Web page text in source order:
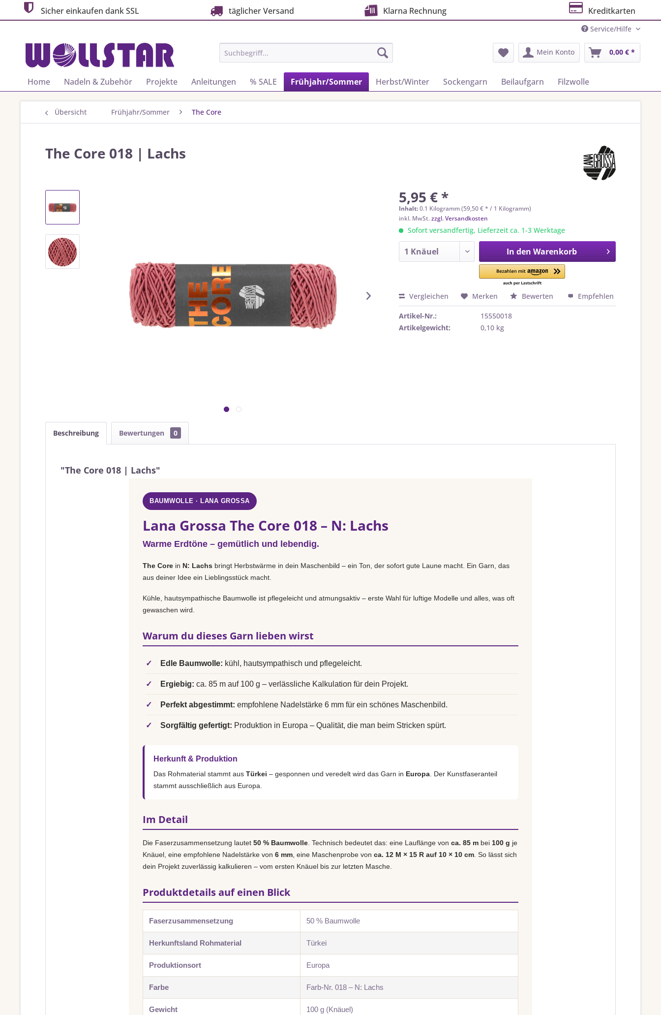
Sicher einkaufen dank SSL täglicher Versand Klarna Rechnung Kreditkarten
Service/Hilfe
Mein Konto 0,00 € *
Home Nadeln & Zubehör Projekte Anleitungen % SALE Frühjahr/Sommer Herbst/Winter Sockengarn Beilaufgarn Filzwolle
Übersicht Frühjahr/Sommer The Core
The Core 018 | Lachs
5,95 € *
Inhalt:0.1 Kilogramm (59,50 € * / 1 Kilogramm)
inkl. MwSt.zzgl. Versandkosten
Sofort versandfertig, Lieferzeit ca. 1-3 Werktage
In den Warenkorb
Vergleichen Merken Bewerten Empfehlen
Artikel-Nr.:
15550018
Artikelgewicht:
0,10 kg
Beschreibung Bewertungen 0
"The Core 018 | Lachs"
BAUMWOLLE · LANA GROSSA
Lana Grossa The Core 018 – N: Lachs
Warme Erdtöne – gemütlich und lebendig.
The Core in N: Lachs bringt Herbstwärme in dein Maschenbild – ein Ton, der sofort gute Laune macht. Ein Garn, das
aus deiner Idee ein Lieblingsstück macht.
Kühle, hautsympathische Baumwolle ist pflegeleicht und atmungsaktiv – erste Wahl für luftige Modelle und alles, was oft
gewaschen wird.
Warum du dieses Garn lieben wirst
✓ Edle Baumwolle: kühl, hautsympathisch und pflegeleicht.
✓ Ergiebig: ca. 85 m auf 100 g – verlässliche Kalkulation für dein Projekt.
✓ Perfekt abgestimmt: empfohlene Nadelstärke 6 mm für ein schönes Maschenbild.
✓ Sorgfältig gefertigt: Produktion in Europa – Qualität, die man beim Stricken spürt.
Herkunft & Produktion
Das Rohmaterial stammt aus Türkei – gesponnen und veredelt wird das Garn in Europa . Der Kunstfaseranteil
stammt ausschließlich aus Europa.
Im Detail
Die Faserzusammensetzung lautet 50 % Baumwolle . Technisch bedeutet das: eine Lauflänge von ca. 85 m bei 100 g je
Knäuel, eine empfohlene Nadelstärke von 6 mm , eine Maschenprobe von ca. 12 M × 15 R auf 10 × 10 cm . So lässt sich
dein Projekt zuverlässig kalkulieren – vom ersten Knäuel bis zur letzten Masche.
Produktdetails auf einen Blick
Faserzusammensetzung 50 % Baumwolle
Herkunftsland Rohmaterial Türkei
Produktionsort Europa
Farbe Farb-Nr. 018 – N: Lachs
Gewicht 100 g (Knäuel)